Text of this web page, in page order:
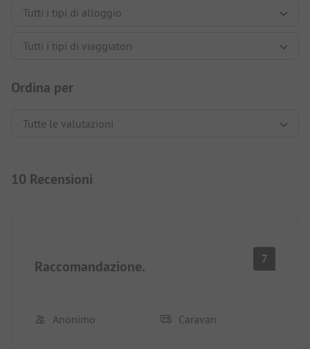
Ordina per
10 Recensioni
Raccomandazione. 7
Anonimo Caravan